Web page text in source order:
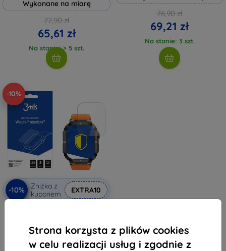
Strona korzysta z plików cookies
w celu realizacji usług i zgodnie z
Wykonane na miarę
72,90 zł
65,61 zł
Na stanie: > 5 szt.
76,90 zł
69,21 zł
Na stanie: 3 szt.
-10%
-10%
Zniżka z
kuponem
EXTRA10
38,90 zł
35,02 zł